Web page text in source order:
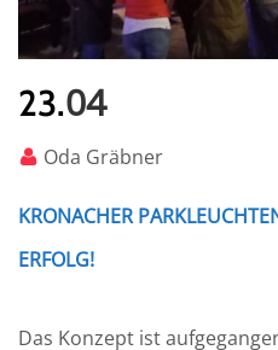
23.04
Oda Gräbner
KRONACHER
ERFOLG!
Das Konzept ist